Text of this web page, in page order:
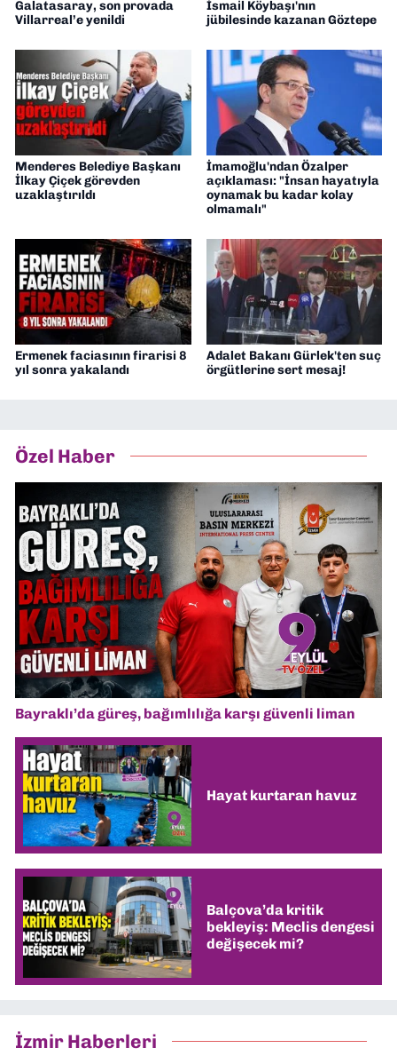
Galatasaray, son provada
Villarreal’e yenildi
İsmail Köybaşı'nın
jübilesinde kazanan Göztepe
Menderes Belediye Başkanı
İlkay Çiçek görevden
uzaklaştırıldı
İmamoğlu'ndan Özalper
açıklaması: "İnsan hayatıyla
oynamak bu kadar kolay
olmamalı"
Ermenek faciasının firarisi 8
yıl sonra yakalandı
Adalet Bakanı Gürlek'ten suç
örgütlerine sert mesaj!
Özel Haber
Bayraklı’da güreş, bağımlılığa karşı güvenli liman
Hayat kurtaran havuz
Balçova’da kritik
bekleyiş: Meclis dengesi
değişecek mi?
İzmir Haberleri